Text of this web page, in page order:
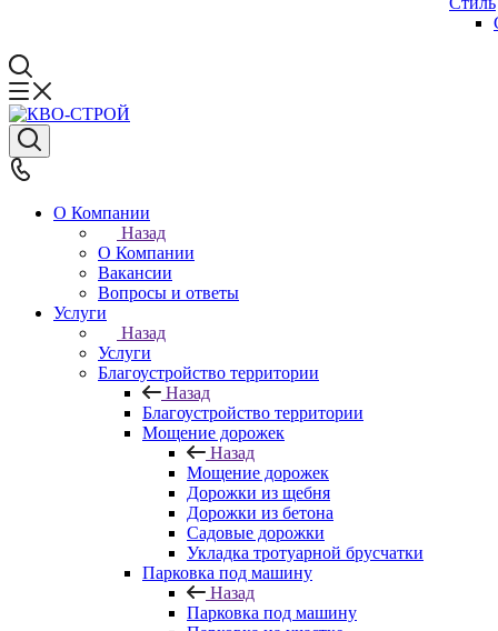
О Компании
Назад
О Компании
Вакансии
Вопросы и ответы
Услуги
Назад
Услуги
Благоустройство территории
Назад
Благоустройство территории
Мощение дорожек
Назад
Мощение дорожек
Дорожки из щебня
Дорожки из бетона
Садовые дорожки
Укладка тротуарной брусчатки
Парковка под машину
Назад
Парковка под машину